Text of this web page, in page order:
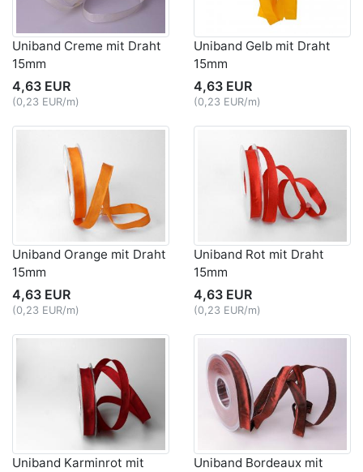
Uniband Creme mit Draht
15mm
4,63 EUR
(0,23 EUR/m)
Uniband Gelb mit Draht
15mm
4,63 EUR
(0,23 EUR/m)
Uniband Orange mit Draht
15mm
4,63 EUR
(0,23 EUR/m)
Uniband Rot mit Draht
15mm
4,63 EUR
(0,23 EUR/m)
Uniband Karminrot mit
Uniband Bordeaux mit